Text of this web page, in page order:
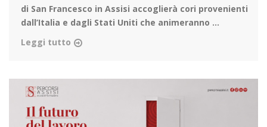
di San Francesco in Assisi accoglierà cori provenienti
dall’Italia e dagli Stati Uniti che animeranno ...
Leggi tutto